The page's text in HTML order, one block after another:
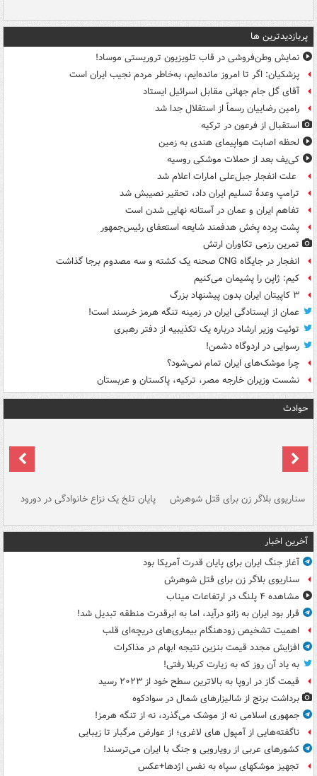
پربازدیدترین ها
نمایش وطن‌فروشی در قاب تلویزیون تروریستی موساد!
پزشکیان: اگر تا امروز مانده‌ایم، به‌خاطر مردم نجیب ایران است
آقای گل جام جهانی مقابل اسرائیل ایستاد
رامین رضاییان رسماً از استقلال جدا شد
استقبال از فرعون در ترکیه
لحظه اصابت هواپیمای هندی به زمین
کی‌یف بعد از حملات موشکی روسیه
علت انفجار جبل‌علی امارات اعلام شد
ترامپ وعدۀ تسلیم ایران داد، تحقیر نصیبش شد
تفاهم ایران و عمان در آستانه نهایی شدن است
پشت پرده پخش هدفمند شایعه استعفای رئیس‌جمهور
تمرین رزمی تکاوران ارتش
انفجار در جایگاه CNG صحنه یک کشته و سه مصدوم برجا گذاشت
کیم: ژاپن را پشیمان می‌کنیم
۳ کاپیتان ایران بدون پیشنهاد بزرگ
عمان از ایستادگی ایران در زمینه تنگه هرمز خرسند است!
توئیت وزیر ارشاد درباره یک تکذیبیه از دفتر رهبری
رسوایی در اردوگاه دشمن!
چرا موشک‌های ایران تمام نمی‌شود؟
نشست وزیران خارجه مصر، ترکیه، پاکستان و عربستان
حوادث
سناریوی بلاگر زن برای قتل شوهرش پایان تلخ یک نزاع خانوادگی در دورود
آخرین اخبار
آغاز جنگ ایران برای پایان قدرت آمریکا بود
سناریوی بلاگر زن برای قتل شوهرش
مشاهده ۴ پلنگ در ارتفاعات میناب
قرار بود ایران به زانو درآید، اما به ابرقدرت منطقه تبدیل شد!
اهمیت تشخیص زودهنگام بیماری‌های دریچه‌ای قلب
افزایش مجدد قیمت بنزین نتیجه ابهام در مذاکرات
به یاد آن روز که به زیارت کربلا رفتی!
قیمت گاز در اروپا به بالاترین سطح خود از ۲۰۲۳ رسید
برداشت برنج از شالیزارهای شمال در سوادکوه
جمهوری اسلامی نه از موشک می‌گذرد، نه از تنگه هرمز!
ناگفته‌هایی از آمپول های لاغری؛ از عوارض مرگبار تا زیبایی
کشورهای عربی از رویارویی و جنگ با ایران می‌ترسند!
تجهیز موشکهای سپاه به نفس اژدها+عکس